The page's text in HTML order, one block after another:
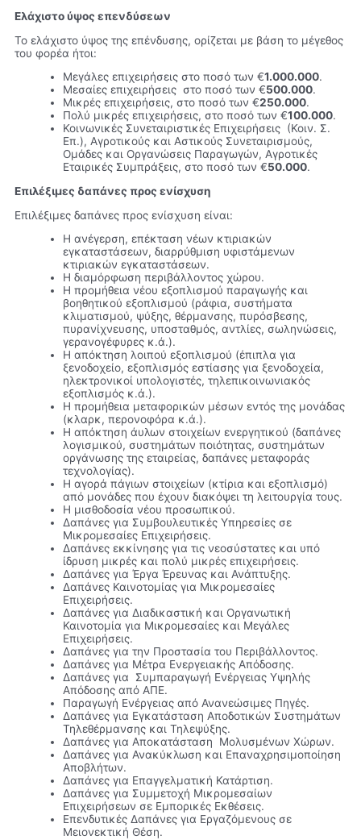
Ελάχιστο ύψος επενδύσεων
Το ελάχιστο ύψος της επένδυσης, ορίζεται με βάση το μέγεθος
του φορέα ήτοι:
Μεγάλες επιχειρήσεις στο ποσό των €1.000.000.
Μεσαίες επιχειρήσεις στο ποσό των €500.000.
Μικρές επιχειρήσεις, στο ποσό των €250.000.
Πολύ μικρές επιχειρήσεις, στο ποσό των €100.000.
Κοινωνικές Συνεταιριστικές Επιχειρήσεις (Κοιν. Σ.
Επ.), Αγροτικούς και Αστικούς Συνεταιρισμούς,
Ομάδες και Οργανώσεις Παραγωγών, Αγροτικές
Εταιρικές Συμπράξεις, στο ποσό των €50.000.
Επιλέξιμες δαπάνες προς ενίσχυση
Επιλέξιμες δαπάνες προς ενίσχυση είναι:
Η ανέγερση, επέκταση νέων κτιριακών
εγκαταστάσεων, διαρρύθμιση υφιστάμενων
κτιριακών εγκαταστάσεων.
Η διαμόρφωση περιβάλλοντος χώρου.
Η προμήθεια νέου εξοπλισμού παραγωγής και
βοηθητικού εξοπλισμού (ράφια, συστήματα
κλιματισμού, ψύξης, θέρμανσης, πυρόσβεσης,
πυρανίχνευσης, υποσταθμός, αντλίες, σωληνώσεις,
γερανογέφυρες κ.ά.).
Η απόκτηση λοιπού εξοπλισμού (έπιπλα για
ξενοδοχείο, εξοπλισμός εστίασης για ξενοδοχεία,
ηλεκτρονικοί υπολογιστές, τηλεπικοινωνιακός
εξοπλισμός κ.ά.).
Η προμήθεια μεταφορικών μέσων εντός της μονάδας
(κλαρκ, περονοφόρα κ.ά.).
Η απόκτηση άυλων στοιχείων ενεργητικού (δαπάνες
λογισμικού, συστημάτων ποιότητας, συστημάτων
οργάνωσης της εταιρείας, δαπάνες μεταφοράς
τεχνολογίας).
Η αγορά πάγιων στοιχείων (κτίρια και εξοπλισμό)
από μονάδες που έχουν διακόψει τη λειτουργία τους.
Η μισθοδοσία νέου προσωπικού.
Δαπάνες για Συμβουλευτικές Υπηρεσίες σε
Μικρομεσαίες Επιχειρήσεις.
Δαπάνες εκκίνησης για τις νεοσύστατες και υπό
ίδρυση μικρές και πολύ μικρές επιχειρήσεις.
Δαπάνες για Έργα Έρευνας και Ανάπτυξης.
Δαπάνες Καινοτομίας για Μικρομεσαίες
Επιχειρήσεις.
Δαπάνες για Διαδικαστική και Οργανωτική
Καινοτομία για Μικρομεσαίες και Μεγάλες
Επιχειρήσεις.
Δαπάνες για την Προστασία του Περιβάλλοντος.
Δαπάνες για Μέτρα Ενεργειακής Απόδοσης.
Δαπάνες για Συμπαραγωγή Ενέργειας Υψηλής
Απόδοσης από ΑΠΕ.
Παραγωγή Ενέργειας από Ανανεώσιμες Πηγές.
Δαπάνες για Εγκατάσταση Αποδοτικών Συστημάτων
Τηλεθέρμανσης και Τηλεψύξης.
Δαπάνες για Αποκατάσταση Μολυσμένων Χώρων.
Δαπάνες για Ανακύκλωση και Επαναχρησιμοποίηση
Αποβλήτων.
Δαπάνες για Επαγγελματική Κατάρτιση.
Δαπάνες για Συμμετοχή Μικρομεσαίων
Επιχειρήσεων σε Εμπορικές Εκθέσεις.
Επενδυτικές Δαπάνες για Εργαζόμενους σε
Μειονεκτική Θέση.